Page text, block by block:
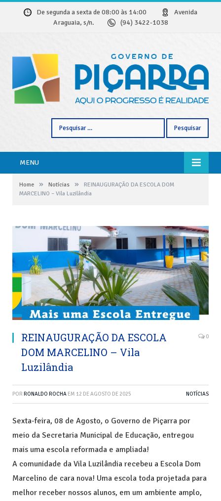
De segunda a sexta de 08:00 às 14:00
Avenida
Araguaia, s/n.
(94) 3422-1038
MENU
Home » Notícias »
REINAUGURAÇÃO DA ESCOLA DOM
MARCELINO – Vila Luzilândia
REINAUGURAÇÃO DA ESCOLA
DOM MARCELINO – Vila
Luzilândia
0
POR RONALDO ROCHA EM 12 DE AGOSTO DE 2025 NOTÍCIAS
Sexta-feira, 08 de Agosto, o Governo de Piçarra por
meio da Secretaria Municipal de Educação, entregou
mais uma escola reformada e ampliada!
A comunidade da Vila Luzilândia recebeu a Escola Dom
Marcelino de cara nova! Uma escola toda projetada para
melhor receber nossos alunos, em um ambiente amplo,